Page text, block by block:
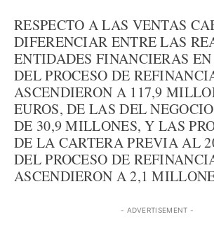
RESPECTO A LAS VENTAS
DIFERENCIAR ENTRE LAS
ENTIDADES FINANCIERAS
DEL PROCESO DE
ASCENDIERON A 117,9
EUROS, DE LAS DEL
DE 30,9 MILLONES, Y LAS
DE LA CARTERA PREVIA AL
DEL PROCESO DE
ASCENDIERON A 2,1
- ADVERTISEMENT -